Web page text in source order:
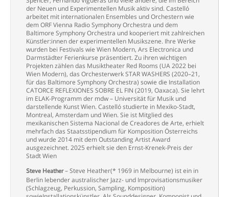
der Neuen und Experimentellen Musik aktiv sind. Castelló
arbeitet mit internationalen Ensembles und Orchestern wie
dem ORF Vienna Radio Symphony Orchestra und dem
Baltimore Symphony Orchestra und kooperiert mit zahlreichen
Künstler:innen der experimentellen Musikszene. Ihre Werke
wurden bei Festivals wie Wien Modern, Ars Electronica und
Darmstädter Ferienkurse präsentiert. Zu ihren wichtigen
Projekten zählen das Musiktheater Red Rooms (UA 2022 bei
Wien Modern), das Orchesterwerk STAR WASHERS (2020–21,
für das Baltimore Symphony Orchestra) sowie die Installation
CATORCE REFLEXIONES SOBRE EL FIN (2019, Oaxaca). Sie lehrt
im ELAK-Programm der mdw – Universität für Musik und
darstellende Kunst Wien. Castelló studierte in Mexiko-Stadt,
Montreal, Amsterdam und Wien. Sie ist Mitglied des
mexikanischen Sistema Nacional de Creadores de Arte, erhielt
mehrfach das Staatsstipendium für Komposition Österreichs
und wurde 2014 mit dem Outstanding Artist Award
ausgezeichnet. 2025 erhielt sie den Ernst-Krenek-Preis der
Stadt Wien
Steve Heather– Steve Heather(* 1969 in Melbourne) ist ein in
Berlin lebender australischer Jazz- und Improvisationsmusiker
(Schlagzeug, Perkussion, Sampling, Komposition)